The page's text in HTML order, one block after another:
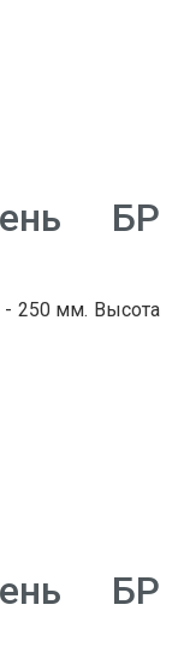
БР
250 мм. Высота
БР